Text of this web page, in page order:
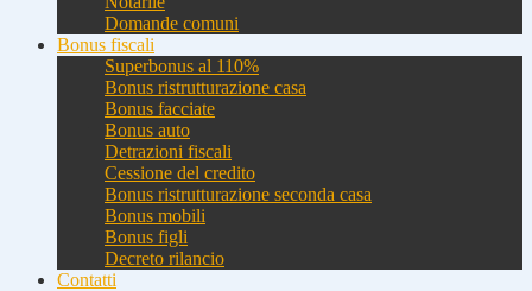
Domande comuni
Bonus fiscali
Superbonus al 110%
Bonus ristrutturazione casa
Bonus facciate
Bonus auto
Detrazioni fiscali
Cessione del credito
Bonus ristrutturazione seconda casa
Bonus mobili
Bonus figli
Decreto rilancio
Contatti